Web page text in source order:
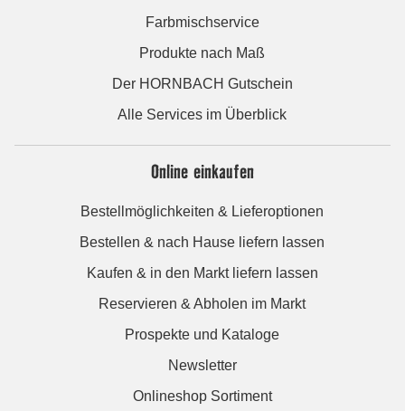
Farbmischservice
Produkte nach Maß
Der HORNBACH Gutschein
Alle Services im Überblick
Online einkaufen
Bestellmöglichkeiten & Lieferoptionen
Bestellen & nach Hause liefern lassen
Kaufen & in den Markt liefern lassen
Reservieren & Abholen im Markt
Prospekte und Kataloge
Newsletter
Onlineshop Sortiment